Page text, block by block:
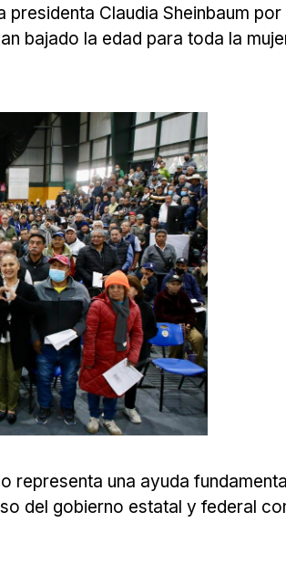
Claudia Sheinbaum por
bajado la edad para toda la
representa una ayuda
del gobierno estatal y federal